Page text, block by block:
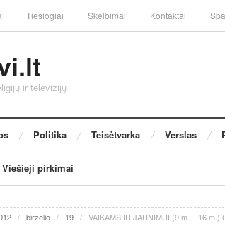
Tiesiogiai Skelbimai Kontaktai
ir televizijų
Politika Teisėtvarka Verslas
Viešieji pirkimai
/ birželio / 19 / VAIKAMS IR JAUNIMUI (9 m. – 16 m.)